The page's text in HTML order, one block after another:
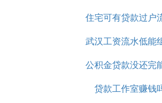
住宅可有贷款过户
武汉工资流水低能
贷款吗
公积金贷款没还完
理离婚过户吗
贷款工作室赚钱